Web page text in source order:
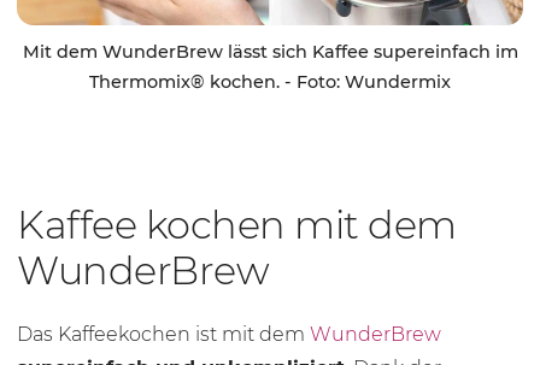
Mit dem WunderBrew lässt sich Kaffee supereinfach im
Thermomix® kochen. - Foto: Wundermix
Kaffee kochen mit dem
WunderBrew
Das Kaffeekochen ist mit dem WunderBrew